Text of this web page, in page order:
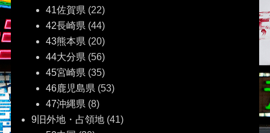
41佐賀県 (22)
42長崎県 (44)
43熊本県 (20)
44大分県 (56)
45宮崎県 (35)
46鹿児島県 (53)
47沖縄県 (8)
9旧外地・占領地(41)